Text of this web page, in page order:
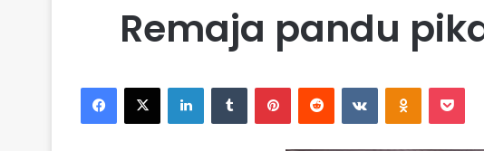
Remaja pandu